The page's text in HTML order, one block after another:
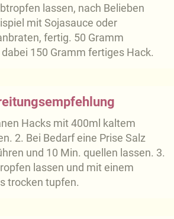
lassen, nach Belieben
mit Sojasauce oder
fertig. 50 Gramm
150 Gramm fertiges Hack.
Hacks mit 400ml kaltem
2. Bei Bedarf eine Prise Salz
und 10 Min. quellen lassen. 3.
lassen und mit einem
trocken tupfen.